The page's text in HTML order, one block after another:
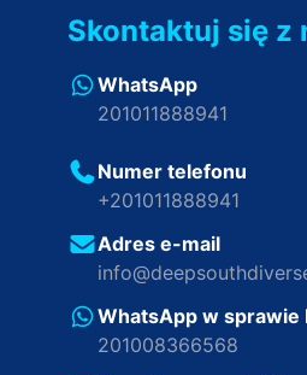
Skontaktuj się z
WhatsApp
201011888941
Numer telefonu
+201011888941
Adres e-mail
WhatsApp w sprawie
201008366568